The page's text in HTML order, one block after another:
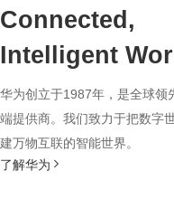
Connected,
Intelligent
华为创立于1987年，是全球领
端提供商。我们致力于把数字
建万物互联的智能世界。
了解华为